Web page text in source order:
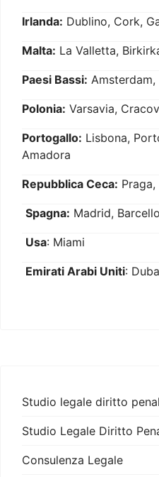
Irlanda: Dublino, Cork,
Malta: La Valletta,
Paesi Bassi:
Polonia: Varsavia,
Portogallo: Lisbona,
Amadora
Repubblica Ceca:
Spagna: Madrid,
Usa: Miami
Emirati Arabi Uniti:
Studio legale diritto
Studio Legale Diritto
Consulenza Legale